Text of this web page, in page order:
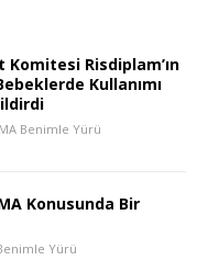
Komitesi Risdiplam’ın
Kullanımı
Benimle Yürü
Konusunda Bir
Yürü